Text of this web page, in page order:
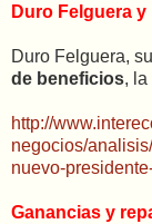
Duro Felguera
Duro Felguera,
de beneficios,
http://
negocios/
nuevo-
Ganancias y